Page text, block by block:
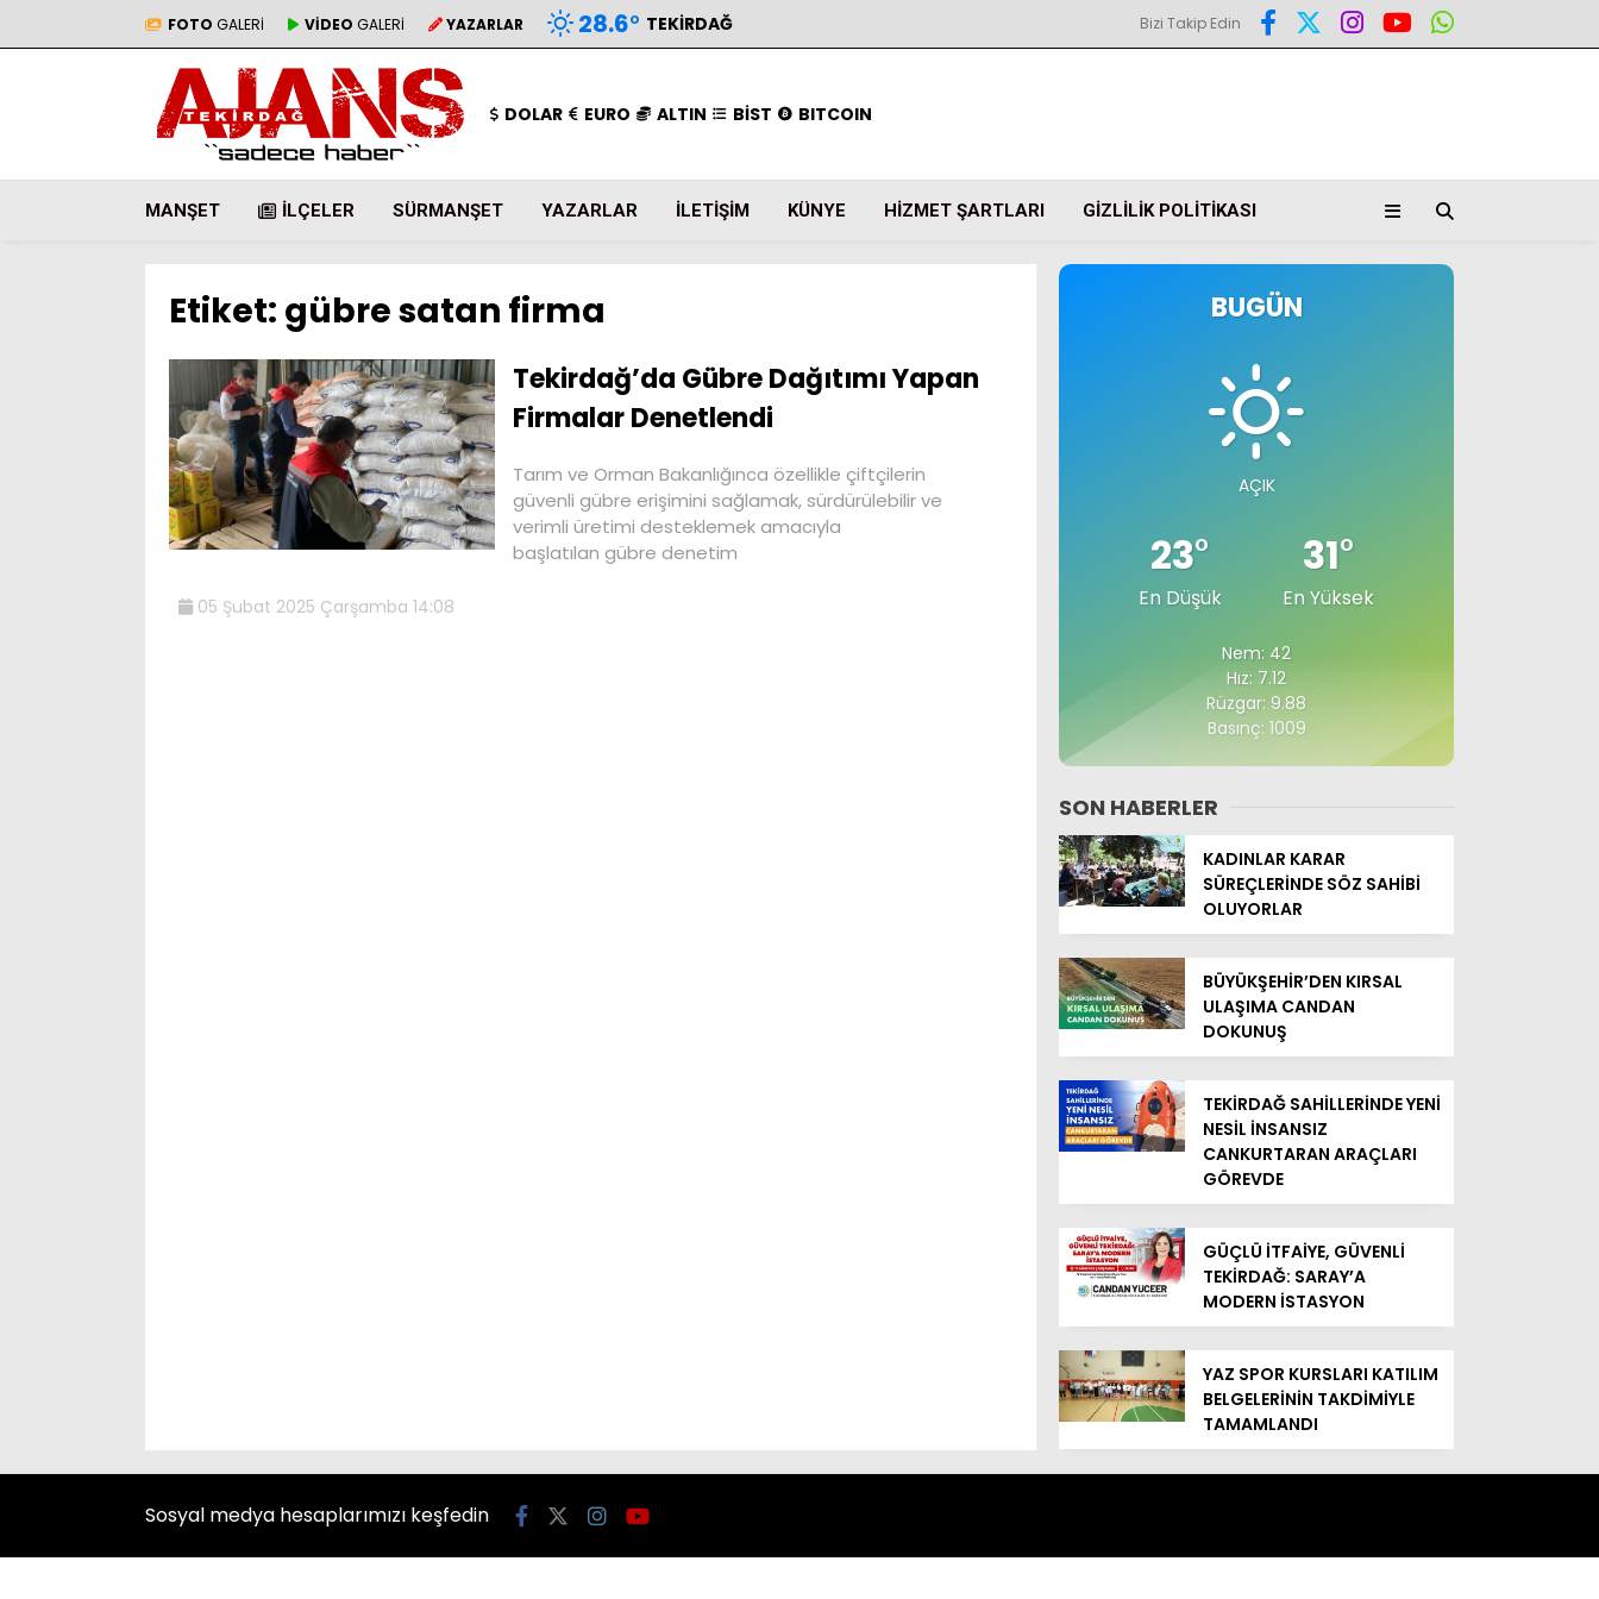
FOTO GALERİ VİDEO GALERİ YAZARLAR 28.6° TEKIRDAĞ Bizi Takip Edin
DOLAR EURO ALTIN BİST BITCOIN
MANŞET İLÇELER SÜRMANŞET YAZARLAR İLETIŞIM KÜNYE HIZMET ŞARTLARI GIZLILIK POLITIKASI
Etiket: gübre satan firma
Tekirdağ’da Gübre Dağıtımı Yapan
Firmalar Denetlendi
Tarım ve Orman Bakanlığınca özellikle çiftçilerin
güvenli gübre erişimini sağlamak, sürdürülebilir ve
verimli üretimi desteklemek amacıyla
başlatılan gübre denetim
05 Şubat 2025 Çarşamba 14:08
BUGÜN
AÇIK
23°
En Düşük
31°
En Yüksek
Nem: 42
Hız: 7.12
Rüzgar: 9.88
Basınç: 1009
SON HABERLER
KADINLAR KARAR
SÜREÇLERİNDE SÖZ SAHİBİ
OLUYORLAR
BÜYÜKŞEHİR’DEN KIRSAL
ULAŞIMA CANDAN
DOKUNUŞ
TEKİRDAĞ SAHİLLERİNDE YENİ
NESİL İNSANSIZ
CANKURTARAN ARAÇLARI
GÖREVDE
GÜÇLÜ İTFAİYE, GÜVENLİ
TEKİRDAĞ: SARAY’A
MODERN İSTASYON
YAZ SPOR KURSLARI KATILIM
BELGELERİNİN TAKDİMİYLE
TAMAMLANDI
Sosyal medya hesaplarımızı keşfedin